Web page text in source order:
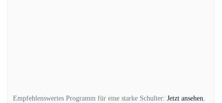
Empfehlenswertes Programm für eine starke Schulter: Jetzt ansehen.